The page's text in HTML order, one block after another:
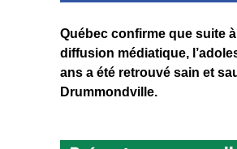
Québec confirme que suite
diffusion médiatique,
ans a été retrouvé sain et
Drummondville.